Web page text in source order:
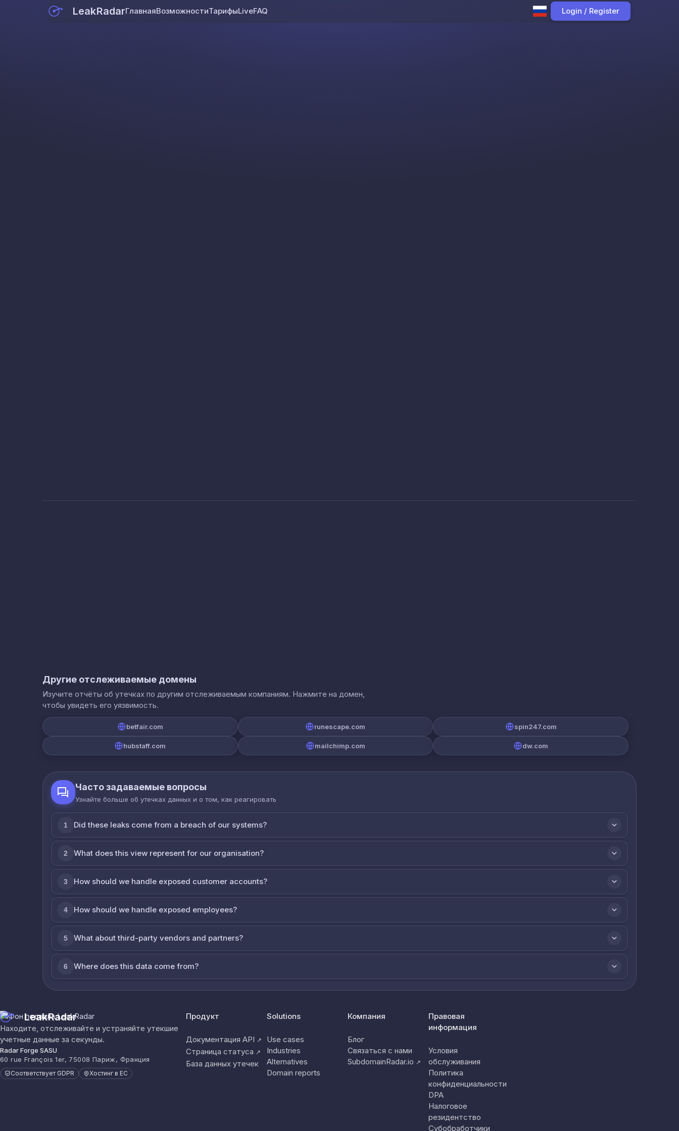
LeakRadarГлавнаяВозможностиТарифыLiveFAQ Login / Register
Другие отслеживаемые домены
Изучите отчёты об утечках по другим отслеживаемым компаниям. Нажмите на домен,
чтобы увидеть его уязвимость.
betfair.com runescape.com spin247.com
hubstaff.com mailchimp.com dw.com
Часто задаваемые вопросы
Узнайте больше об утечках данных и о том, как реагировать
1 Did these leaks come from a breach of our systems?
2 What does this view represent for our organisation?
3 How should we handle exposed customer accounts?
4 How should we handle exposed employees?
5 What about third-party vendors and partners?
6 Where does this data come from?
LeakRadar
Находите, отслеживайте и устраняйте утекшие
учетные данные за секунды.
Radar Forge SASU
60 rue François 1er, 75008 Париж, Франция
Соответствует GDPR Хостинг в ЕС
Продукт
Документация API ↗
Страница статуса ↗
База данных утечек
Solutions
Use cases
Industries
Alternatives
Domain reports
Компания
Блог
Связаться с нами
SubdomainRadar.io ↗
Правовая
информация
Условия
обслуживания
Политика
конфиденциальности
DPA
Налоговое
резидентство
Субобработчики